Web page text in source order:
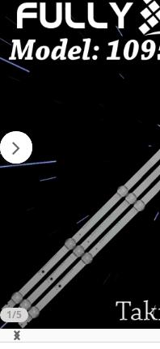
1/5